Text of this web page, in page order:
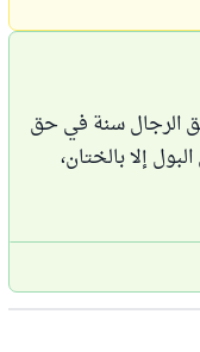
الرجال سنة في حق
إلا بالختان،